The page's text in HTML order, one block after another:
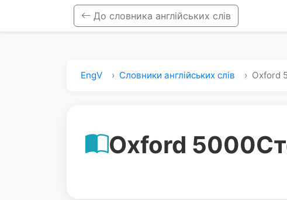
До словника англійських слів
EngV Словники англійських слів Oxford
Oxford 5000